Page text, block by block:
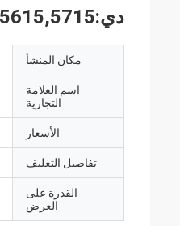
دي:1204,1354،5036C،5039C،5042C،5045E،5065E5615,5715
مكان المنشأ
اسم العلامة
التجارية
الأسعار
تفاصيل التغليف
القدرة على
العرض